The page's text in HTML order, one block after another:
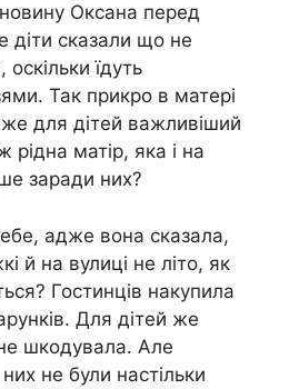
Оксана перед
діти сказали що не
оскільки їдуть
Так прикро в матері
для дітей важливіший
рідна матір, яка і на
заради них?
адже вона сказала,
й на вулиці не літо, як
Гостинців накупила
Для дітей же
шкодувала. Але
не були настільки